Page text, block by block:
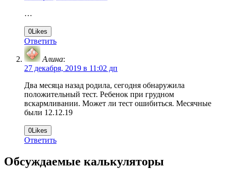
…
0Likes
Ответить
Алина:
27 декабря, 2019 в 11:02 дп
Два месяца назад родила, сегодня обнаружила
положительный тест. Ребенок при грудном
вскармливании. Может ли тест ошибиться. Месячные
были 12.12.19
0Likes
Ответить
Обсуждаемые калькуляторы